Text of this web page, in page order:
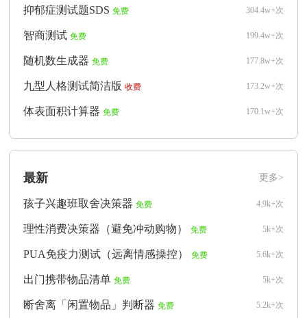
304.4w+次
抑郁症测试题SDS 免费
199.4w+次
智商测试 免费
177.8w+次
随机数生成器 免费
173.2w+次
九型人格测试简洁版 收费
170.1w+次
体表面积计算器 免费
更多>
最新
4.9k+次
孩子兴趣班取舍决策器 免费
5k+次
理性消费决策器（避免冲动购物） 免费
5.6k+次
PUA免疫力测试（远离情感操控） 免费
5k+次
出门携带物品清单 免费
5.2k+次
断舍离「闲置物品」判断器 免费